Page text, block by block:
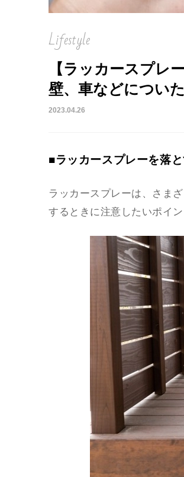
Lifestyle
【ラッカースプレ
壁、車などについ
2023.04.26
■ラッカースプレーを落
ラッカースプレーは、さま
するときに注意したいポイン